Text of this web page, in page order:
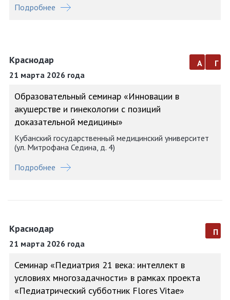
Подробнее
Краснодар
21 марта 2026 года
а г
Образовательный семинар «Инновации в
акушерстве и гинекологии с позиций
доказательной медицины»
Кубанский государственный медицинский университет
(ул. Митрофана Седина, д. 4)
Подробнее
Краснодар
21 марта 2026 года
п
Семинар «Педиатрия 21 века: интеллект в
условиях многозадачности» в рамках проекта
«Педиатрический субботник Flores Vitae»